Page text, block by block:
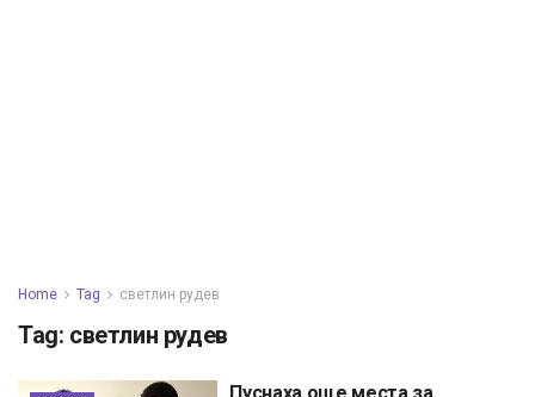
Home Tag светлин рудев
Tag: светлин рудев